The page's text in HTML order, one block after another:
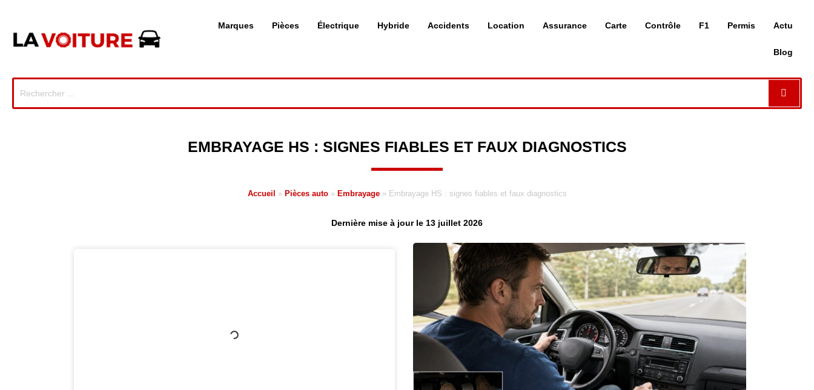
Marques Pièces Électrique Hybride Accidents Location Assurance Carte Contrôle F1 Permis Actu
Blog
EMBRAYAGE HS : SIGNES FIABLES ET FAUX DIAGNOSTICS
Accueil » Pièces auto » Embrayage » Embrayage HS : signes fiables et faux diagnostics
Dernière mise à jour le 13 juillet 2026